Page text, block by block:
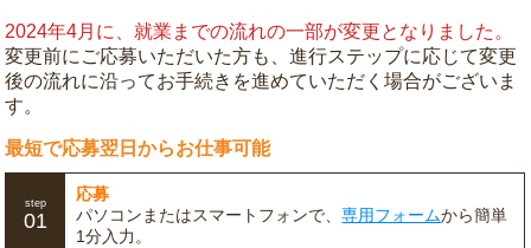
2024年4月に、就業までの流れの一部が変更となりました。
変更前にご応募いただいた方も、進行ステップに応じて変更
後の流れに沿ってお手続きを進めていただく場合がございま
す。
最短で応募翌日からお仕事可能
step
01
応募
パソコンまたはスマートフォンで、専用フォームから簡単
1分入力。